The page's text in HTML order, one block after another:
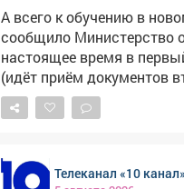
А всего к обучению в
сообщило Министерство
настоящее время в
(идёт приём документов
первоклассников и 11,5
образования Софья Балакирева. Также редакция уточняла,
предоставлять место в
ответили, что все, кто
Телеканал «10 канал»